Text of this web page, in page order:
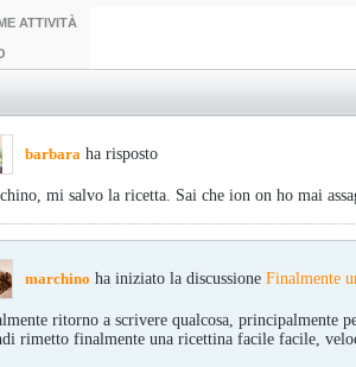
ATTIVITÀ
barbara ha risposto
mi salvo la ricetta. Sai che ion on ho mai
marchino ha iniziato la discussione Finalmente
ritorno a scrivere qualcosa, principalmente
rimetto finalmente una ricettina facile facile,